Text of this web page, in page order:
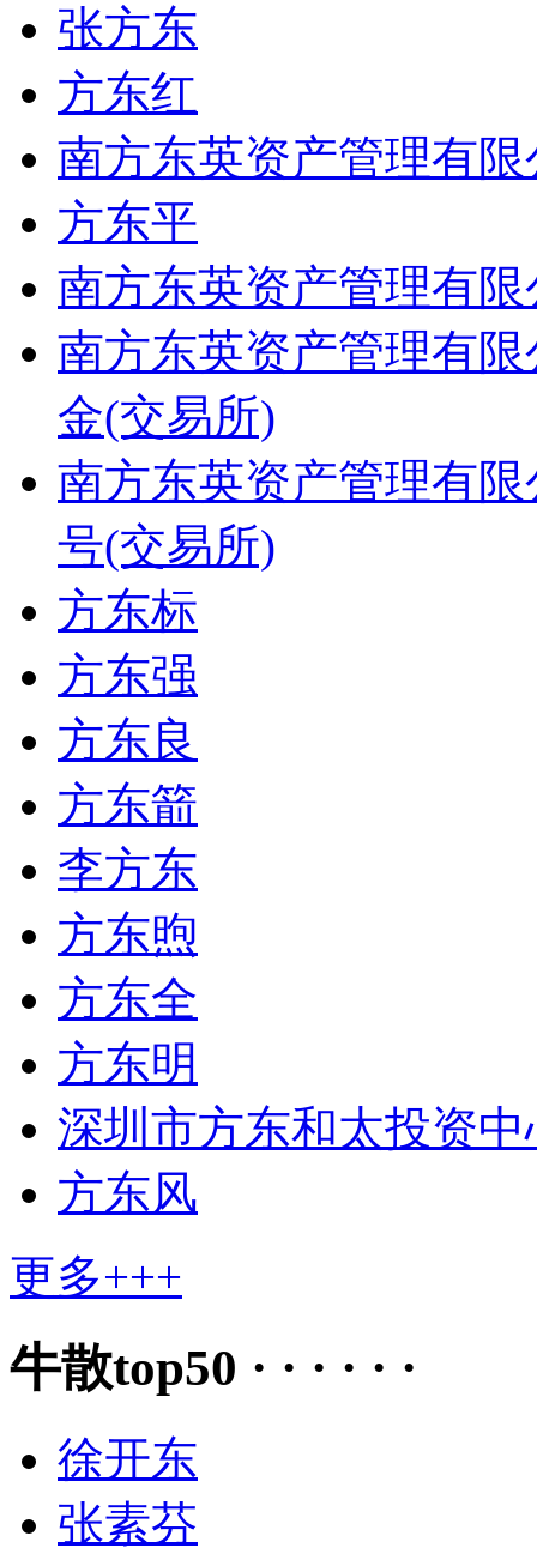
张方东
方东红
南方东英资产管理有
方东平
南方东英资产管理有限
南方东英资产管理有
金(交易所)
南方东英资产管理有
号(交易所)
方东标
方东强
方东良
方东箭
李方东
方东煦
方东全
方东明
深圳市方东和太投资
方东风
更多+++
牛散top50 · · · · · ·
徐开东
张素芬